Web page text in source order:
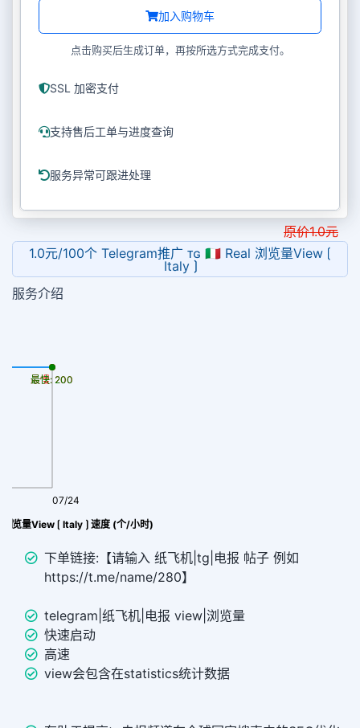
加入购物车
点击购买后生成订单，再按所选方式完成支付。
SSL 加密支付
支持售后工单与进度查询
服务异常可跟进处理
原价1.0元
1.0元/100个 Telegram推广 ᴛɢ 🇮🇹 Real 浏览量View ⟮
Italy ⟯
服务介绍
览量View ⟮ Italy ⟯ 速度 (个/小时)
07/24
最慢: 200
最快: 200
下单链接:【请输入 纸飞机|tg|电报 帖子 例如
https://t.me/name/280】
telegram|纸飞机|电报 view|浏览量
快速启动
高速
view会包含在statistics统计数据